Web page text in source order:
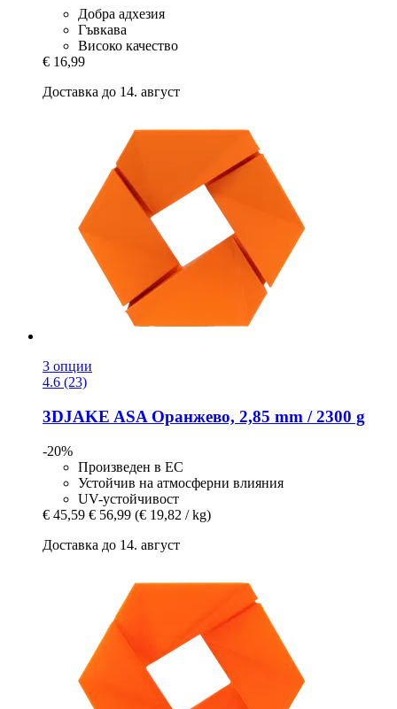
Добра адхезия
Гъвкава
Високо качество
€ 16,99
Доставка до 14. август
3 опции
4.6 (23)
3DJAKE ASA Оранжево, 2,85 mm / 2300 g
-20%
Произведен в ЕС
Устойчив на атмосферни влияния
UV-устойчивост
€ 45,59 € 56,99 (€ 19,82 / kg)
Доставка до 14. август